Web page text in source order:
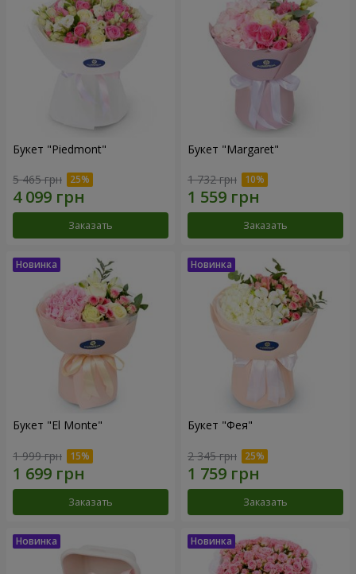
Букет "Piedmont"
5 465 грн
Заказать
Букет "Margaret"
1 732 грн
Заказать
Букет "El Monte"
1 999 грн
Заказать
Букет "Фея"
2 345 грн
Заказать